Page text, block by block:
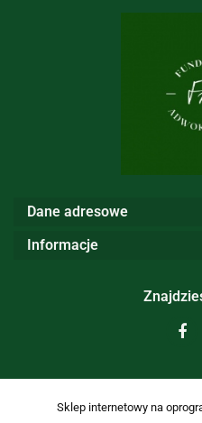
Dane adresowe
Informacje
Sklep internetowy na